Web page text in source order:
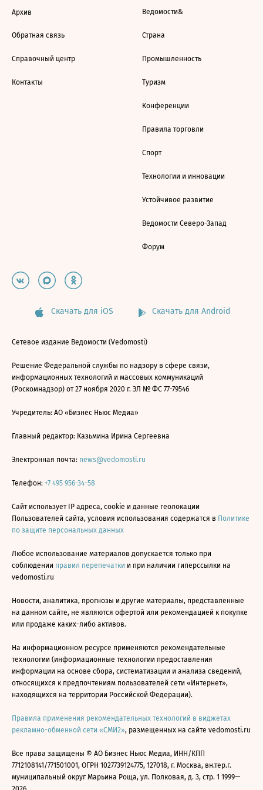
Архив
Обратная связь
Справочный центр
Контакты
Ведомости&
Страна
Промышленность
Туризм
Конференции
Правила торговли
Спорт
Технологии и инновации
Устойчивое развитие
Ведомости Северо-Запад
Форум
Скачать для iOS Скачать для Android
Сетевое издание Ведомости (Vedomosti)
Решение Федеральной службы по надзору в сфере связи,
информационных технологий и массовых коммуникаций
(Роскомнадзор) от 27 ноября 2020 г. ЭЛ № ФС 77-79546
Учредитель: АО «Бизнес Ньюс Медиа»
Главный редактор: Казьмина Ирина Сергеевна
Электронная почта: news@vedomosti.ru
Телефон: +7 495 956-34-58
Сайт использует IP адреса, cookie и данные геолокации
Пользователей сайта, условия использования содержатся в Политике
по защите персональных данных
Любое использование материалов допускается только при
соблюдении правил перепечатки и при наличии гиперссылки на
vedomosti.ru
Новости, аналитика, прогнозы и другие материалы, представленные
на данном сайте, не являются офертой или рекомендацией к покупке
или продаже каких-либо активов.
На информационном ресурсе применяются рекомендательные
технологии (информационные технологии предоставления
информации на основе сбора, систематизации и анализа сведений,
относящихся к предпочтениям пользователей сети «Интернет»,
находящихся на территории Российской Федерации).
Правила применения рекомендательных технологий в виджетах
рекламно-обменной сети «СМИ2», размещенных на сайте vedomosti.ru
Все права защищены © АО Бизнес Ньюс Медиа, ИНН/КПП
7712108141/771501001, ОГРН 1027739124775, 127018, г. Москва, вн.тер.г.
муниципальный округ Марьина Роща, ул. Полковая, д. 3, стр. 1 1999—